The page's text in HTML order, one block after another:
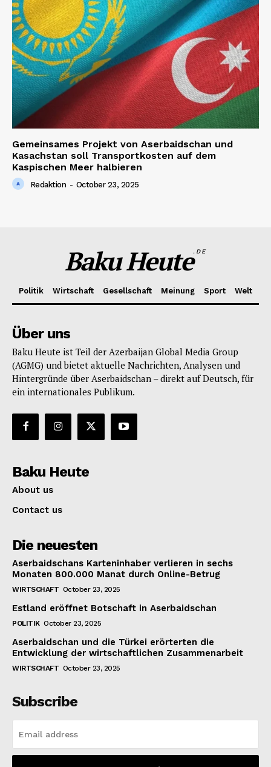
Gemeinsames Projekt von Aserbaidschan und
Kasachstan soll Transportkosten auf dem
Kaspischen Meer halbieren
Redaktion - October 23, 2025
Baku Heute.DE
Politik Wirtschaft Gesellschaft Meinung Sport Welt
Über uns
Baku Heute ist Teil der Azerbaijan Global Media Group
(AGMG) und bietet aktuelle Nachrichten, Analysen und
Hintergründe über Aserbaidschan – direkt auf Deutsch, für
ein internationales Publikum.
Baku Heute
About us
Contact us
Die neuesten
Aserbaidschans Karteninhaber verlieren in sechs
Monaten 800.000 Manat durch Online-Betrug
WIRTSCHAFT October 23, 2025
Estland eröffnet Botschaft in Aserbaidschan
POLITIK October 23, 2025
Aserbaidschan und die Türkei erörterten die
Entwicklung der wirtschaftlichen Zusammenarbeit
WIRTSCHAFT October 23, 2025
Subscribe